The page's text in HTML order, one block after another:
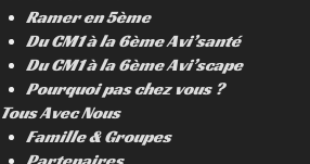
Ramer en 5ème
Du CM1 à la 6ème Avi’santé
Du CM1 à la 6ème Avi’scape
Pourquoi pas chez vous ?
Tous Avec Nous
Famille & Groupes